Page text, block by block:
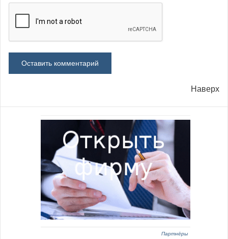
Наверх
Партнёры